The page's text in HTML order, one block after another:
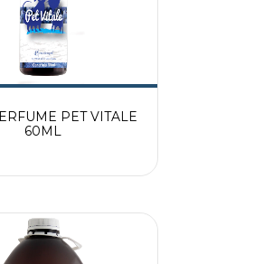
PET VITALE
60ML